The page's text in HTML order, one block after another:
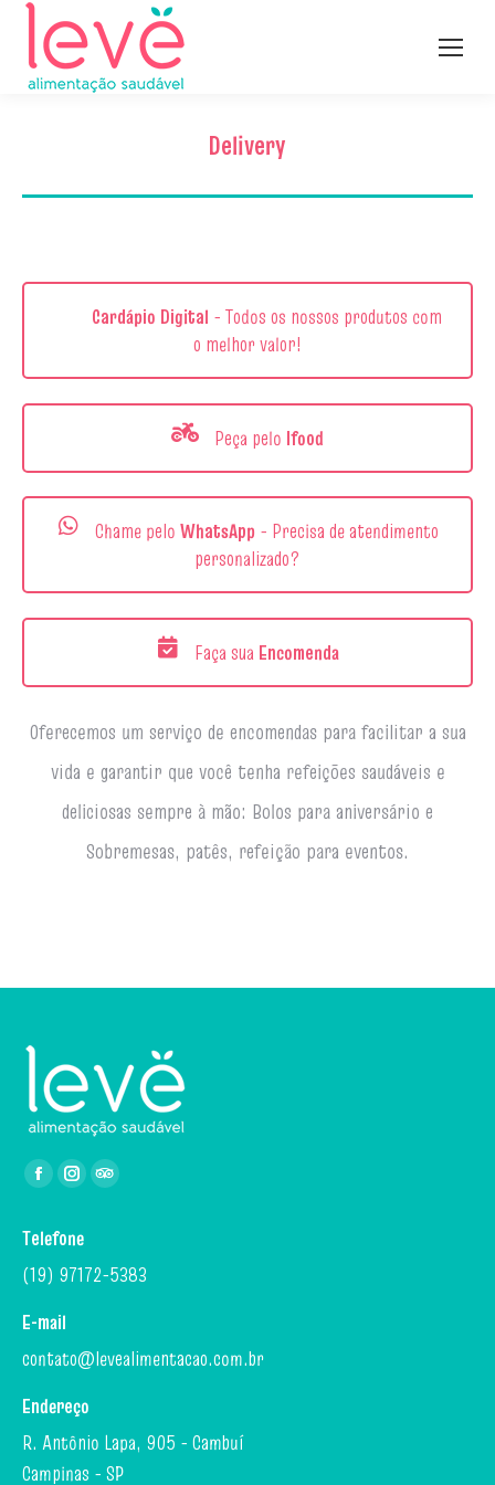
Delivery
Cardápio Digital - Todos os nossos produtos com
o melhor valor!
Peça pelo Ifood
Chame pelo WhatsApp - Precisa de atendimento
personalizado?
Faça suaEncomenda
Oferecemos um serviço de encomendas para facilitar a sua
vida e garantir que você tenha refeições saudáveis e
deliciosas sempre à mão: Bolos para aniversário e
Sobremesas, patês, refeição para eventos.
Encontre-nos em:
Facebook
opens
in
window
Instagram
opens
in
TripAdvisor
in
Telefone
(19) 97172-5383
E-mail
contato@levealimentacao.com.br
Endereço
R. Antônio Lapa, 905 - Cambuí
Campinas - SP